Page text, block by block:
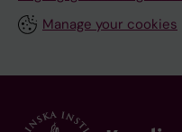
Manage your cookies